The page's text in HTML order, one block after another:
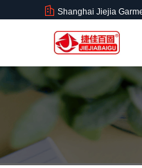
Shanghai Jiejia